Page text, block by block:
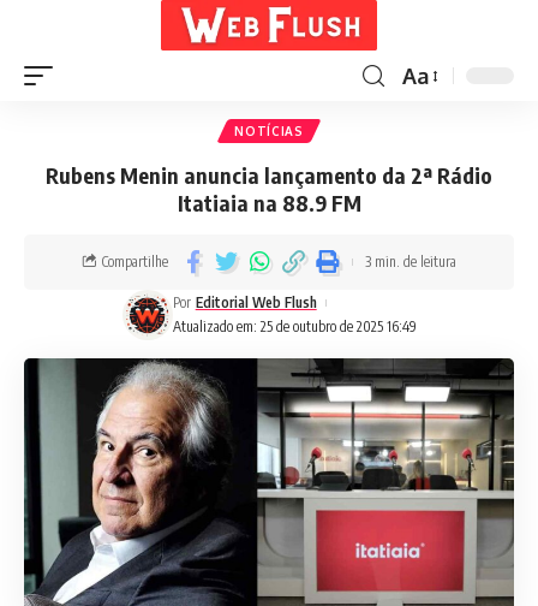
Aa
NOTÍCIAS
Rubens Menin anuncia lançamento da 2ª Rádio
Itatiaia na 88.9 FM
Atualizado em: 25 de outubro de 2025 16:49
Por Editorial Web Flush
Compartilhe 3 min. de leitura